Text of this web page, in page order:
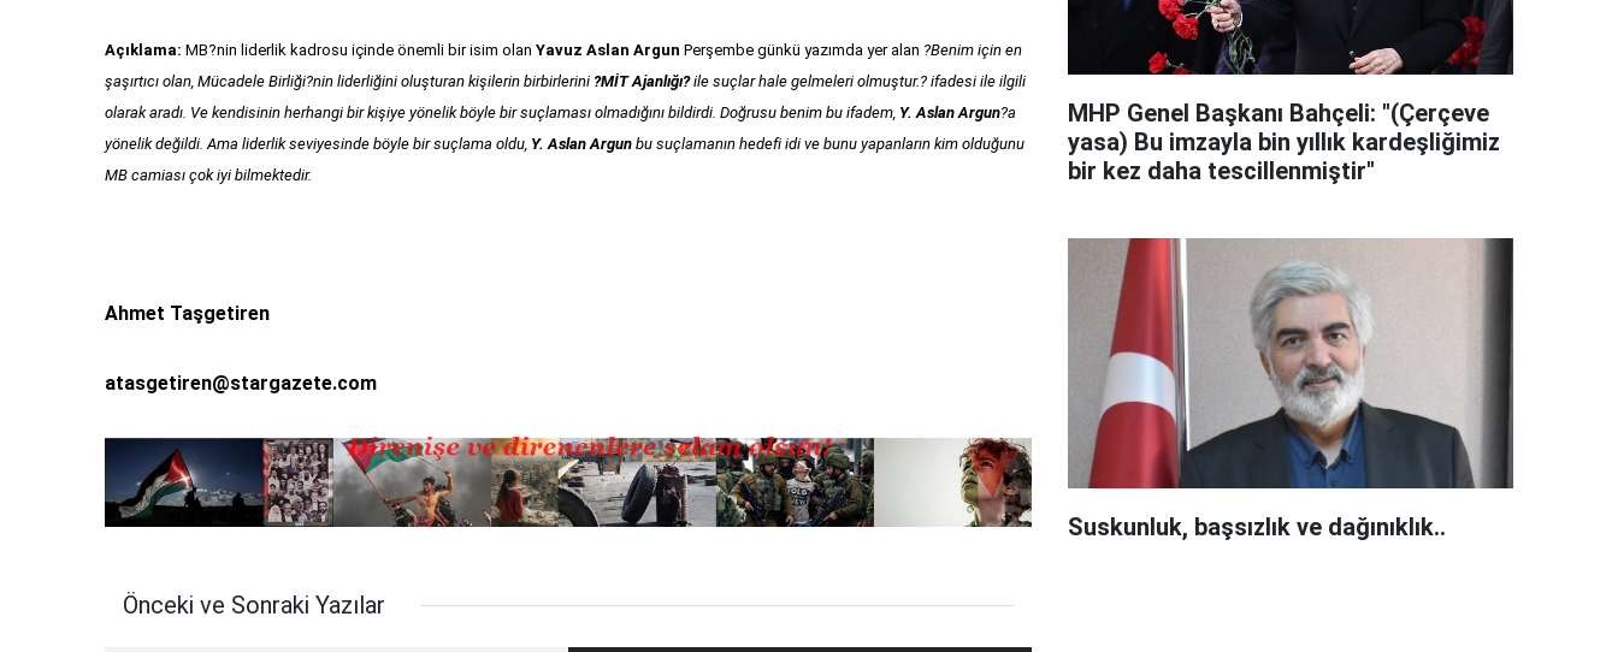
Açıklama: MB?nin liderlik kadrosu içinde önemli bir isim olan Yavuz Aslan Argun Perşembe günkü yazımda yer alan ?Benim için en
şaşırtıcı olan, Mücadele Birliği?nin liderliğini oluşturan kişilerin birbirlerini ?MİT Ajanlığı? ile suçlar hale gelmeleri olmuştur.? ifadesi ile ilgili
olarak aradı. Ve kendisinin herhangi bir kişiye yönelik böyle bir suçlaması olmadığını bildirdi. Doğrusu benim bu ifadem, Y. Aslan Argun?a
yönelik değildi. Ama liderlik seviyesinde böyle bir suçlama oldu, Y. Aslan Argun bu suçlamanın hedefi idi ve bunu yapanların kim olduğunu
MB camiası çok iyi bilmektedir.
Ahmet Taşgetiren
atasgetiren@stargazete.com
Önceki ve Sonraki Yazılar
MHP Genel Başkanı Bahçeli: "(Çerçeve
yasa) Bu imzayla bin yıllık kardeşliğimiz
bir kez daha tescillenmiştir"
Suskunluk, başsızlık ve dağınıklık..